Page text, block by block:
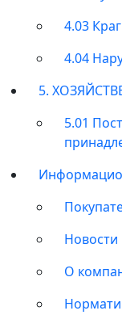
4.03
4.04
5.
5.01
Новости
О